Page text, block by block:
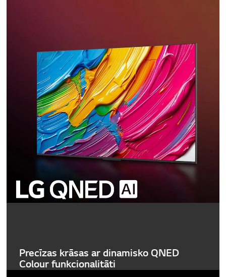
Precīzas krāsas ar dinamisko QNED
Colour funkcionalitāti